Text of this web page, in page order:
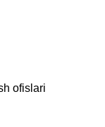
ofislari